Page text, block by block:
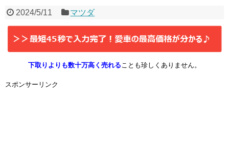
2024/5/11 マツダ
下取りよりも数十万高く売れることも珍しくありません。
スポンサーリンク